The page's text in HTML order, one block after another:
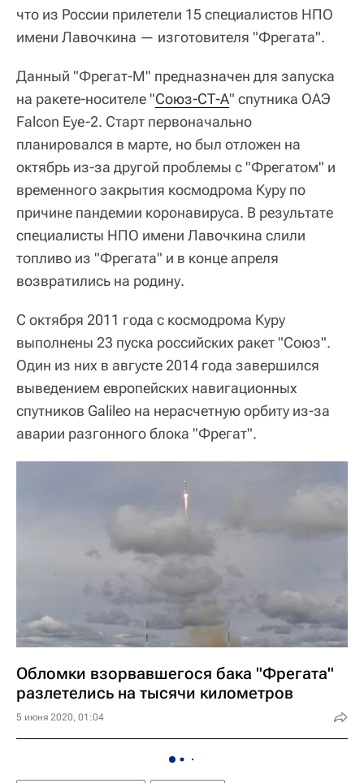
что из России прилетели 15 специалистов НПО
имени Лавочкина — изготовителя "Фрегата".
Данный "Фрегат-М" предназначен для запуска
на ракете-носителе "Союз-СТ-А" спутника ОАЭ
Falcon Eye-2. Старт первоначально
планировался в марте, но был отложен на
октябрь из-за другой проблемы с "Фрегатом" и
временного закрытия космодрома Куру по
причине пандемии коронавируса. В результате
специалисты НПО имени Лавочкина слили
топливо из "Фрегата" и в конце апреля
возвратились на родину.
С октября 2011 года с космодрома Куру
выполнены 23 пуска российских ракет "Союз".
Один из них в августе 2014 года завершился
выведением европейских навигационных
спутников Galileo на нерасчетную орбиту из-за
аварии разгонного блока "Фрегат".
Обломки взорвавшегося бака "Фрегата"
разлетелись на тысячи километров
5 июня 2020, 01:04